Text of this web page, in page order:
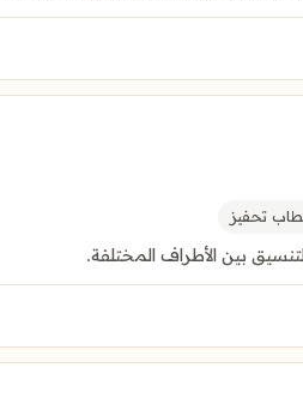
تحفيز
بين الأطراف المختلفة.